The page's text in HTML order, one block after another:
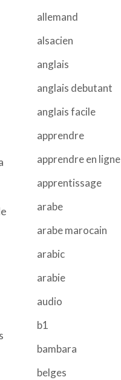
allemand
alsacien
anglais
anglais debutant
anglais facile
apprendre
apprendre en ligne
apprentissage
arabe
arabe marocain
arabic
arabie
audio
b1
bambara
belges